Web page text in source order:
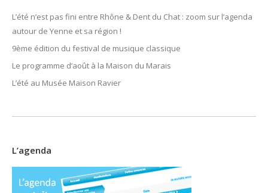
L’été n’est pas fini entre Rhône & Dent du Chat : zoom sur l’agenda
autour de Yenne et sa région !
9ème édition du festival de musique classique
Le programme d’août à la Maison du Marais
L’été au Musée Maison Ravier
L’agenda